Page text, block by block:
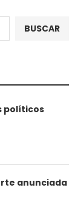
BUSCAR
políticos
anunciada